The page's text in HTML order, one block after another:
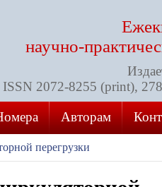
научно-
ISSN 2072-8255 (print),
Авторам
перегрузки